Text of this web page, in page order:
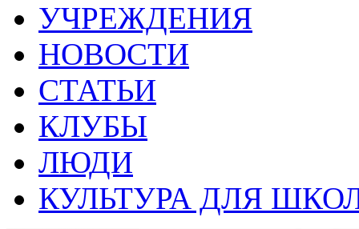
УЧРЕЖДЕНИЯ
НОВОСТИ
СТАТЬИ
КЛУБЫ
ЛЮДИ
КУЛЬТУРА ДЛЯ